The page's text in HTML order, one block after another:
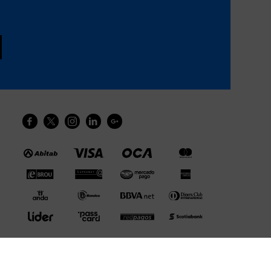
    